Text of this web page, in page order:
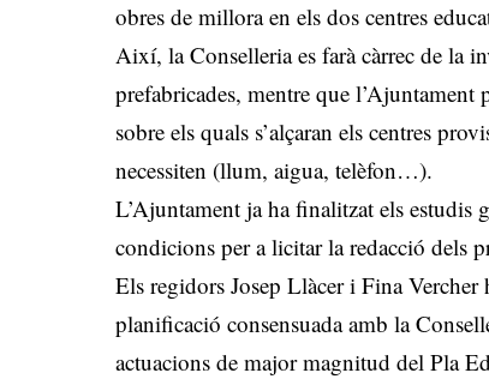
obres de millora en els dos centres
Així, la Conselleria es farà càrrec de la
prefabricades, mentre que l’Ajuntament
sobre els quals s’alçaran els centres
necessiten (llum, aigua, telèfon…).
L’Ajuntament ja ha finalitzat els estudis
condicions per a licitar la redacció dels
Els regidors Josep Llàcer i Fina Vercher
planificació consensuada amb la
actuacions de major magnitud del Pla